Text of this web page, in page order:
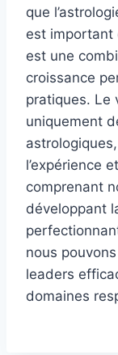
que
est important
est une
croissance
pratiques. Le
uniquement
l’expérience
comprenant
développant
nous
leaders
domaines